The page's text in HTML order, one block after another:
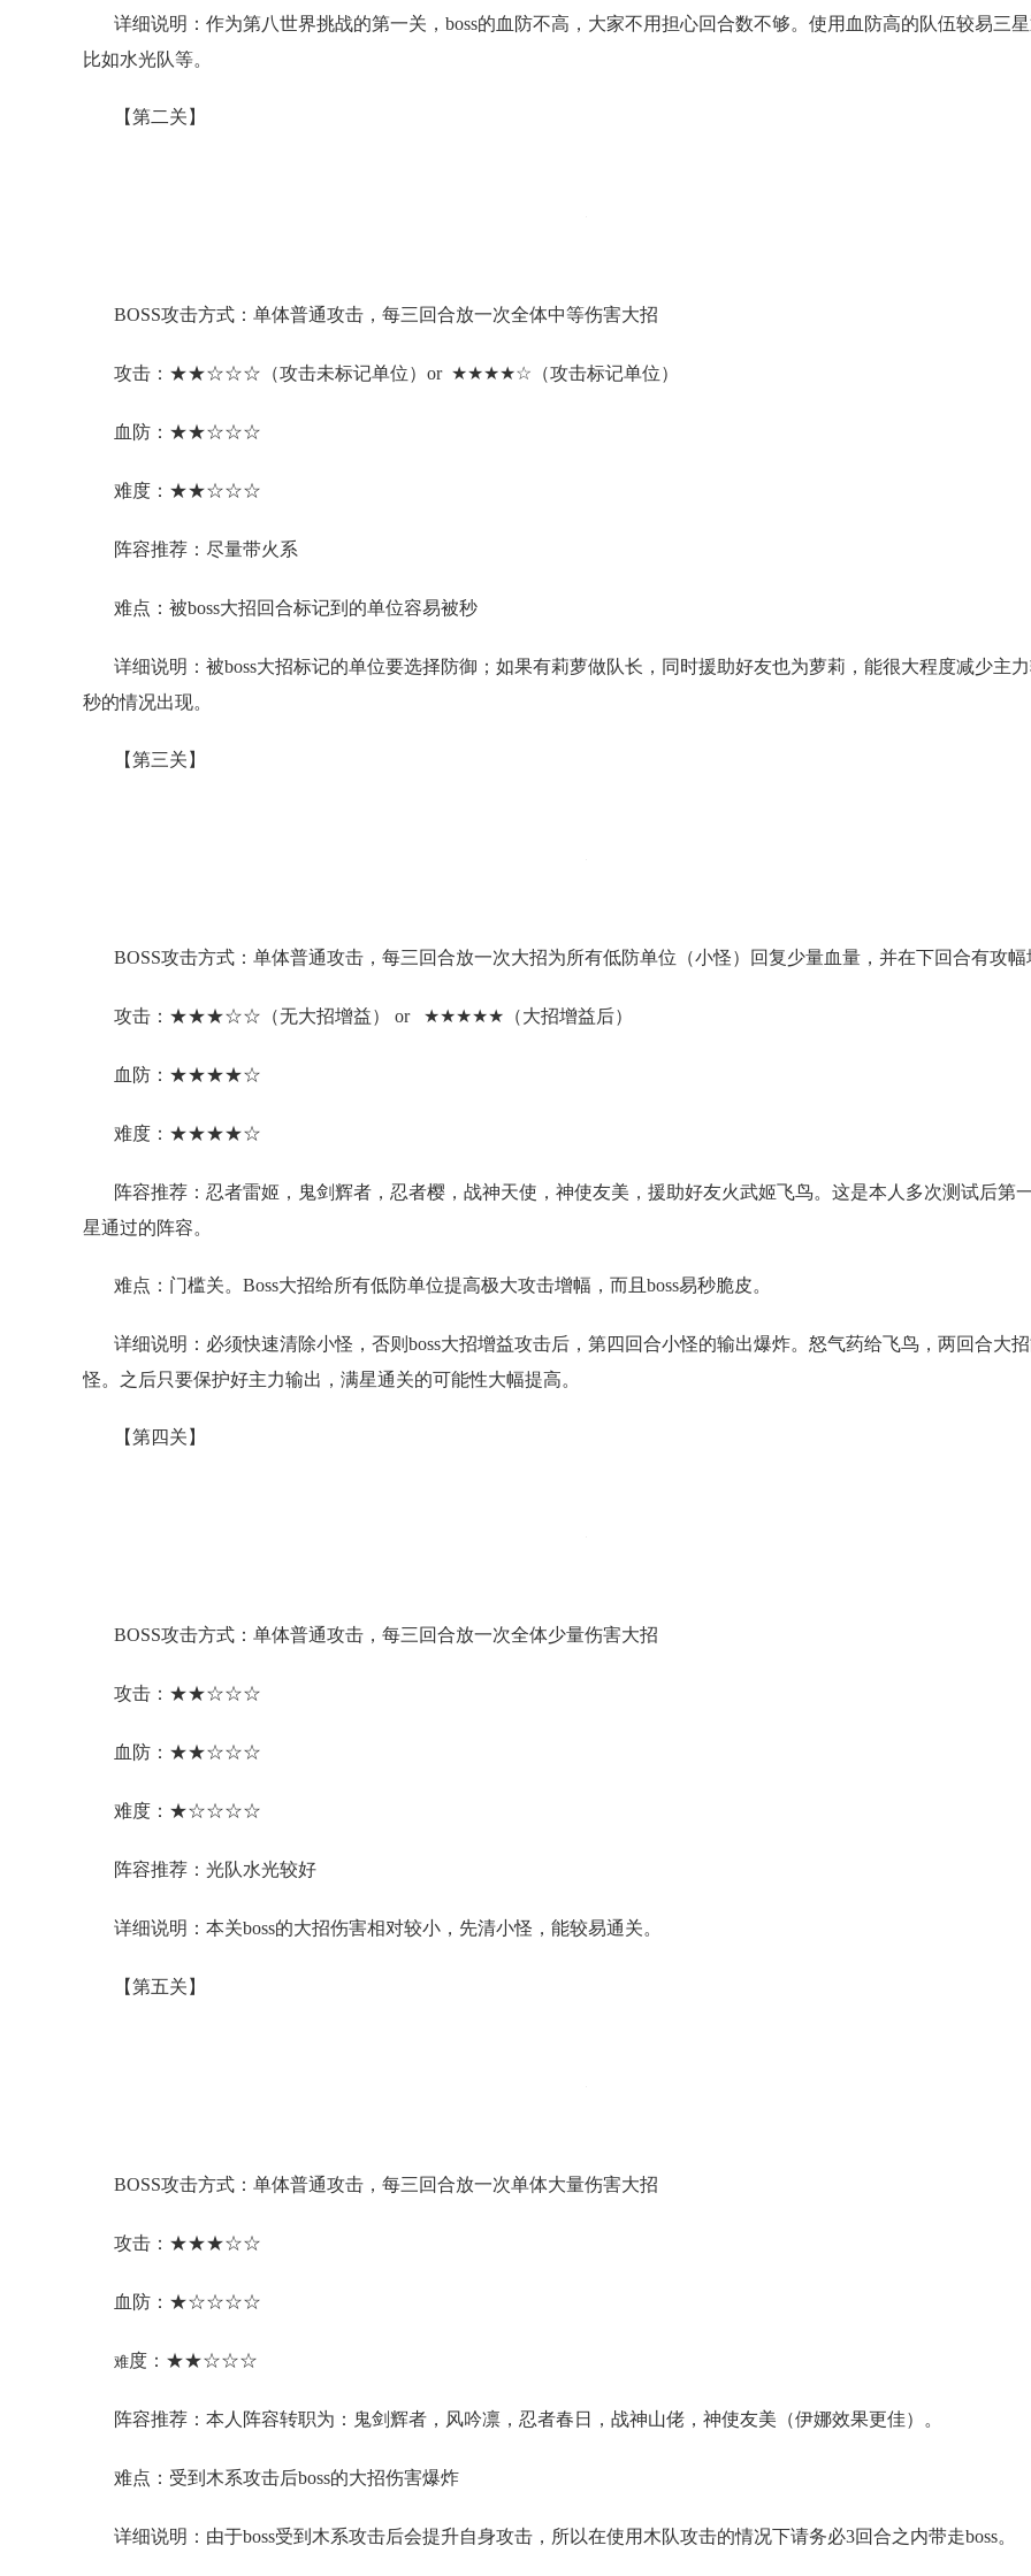
详细说明：作为第八世界挑战的第一关，boss的血防不高，大家不用担心回合数不够。使用血防高的队伍较易三星
比如水光队等。
【第二关】
BOSS攻击方式：单体普通攻击，每三回合放一次全体中等伤害大招
攻击：★★☆☆☆（攻击未标记单位）or ★★★★☆（攻击标记单位）
血防：★★☆☆☆
难度：★★☆☆☆
阵容推荐：尽量带火系
难点：被boss大招回合标记到的单位容易被秒
详细说明：被boss大招标记的单位要选择防御；如果有莉萝做队长，同时援助好友也为萝莉，能很大程度减少主
秒的情况出现。
【第三关】
BOSS攻击方式：单体普通攻击，每三回合放一次大招为所有低防单位（小怪）回复少量血量，并在下回合有攻幅
攻击：★★★☆☆（无大招增益） or ★★★★★（大招增益后）
血防：★★★★☆
难度：★★★★☆
阵容推荐：忍者雷姬，鬼剑辉者，忍者樱，战神天使，神使友美，援助好友火武姬飞鸟。这是本人多次测试后第
星通过的阵容。
难点：门槛关。Boss大招给所有低防单位提高极大攻击增幅，而且boss易秒脆皮。
详细说明：必须快速清除小怪，否则boss大招增益攻击后，第四回合小怪的输出爆炸。怒气药给飞鸟，两回合大
怪。之后只要保护好主力输出，满星通关的可能性大幅提高。
【第四关】
BOSS攻击方式：单体普通攻击，每三回合放一次全体少量伤害大招
攻击：★★☆☆☆
血防：★★☆☆☆
难度：★☆☆☆☆
阵容推荐：光队水光较好
详细说明：本关boss的大招伤害相对较小，先清小怪，能较易通关。
【第五关】
BOSS攻击方式：单体普通攻击，每三回合放一次单体大量伤害大招
攻击：★★★☆☆
血防：★☆☆☆☆
难度：★★☆☆☆
阵容推荐：本人阵容转职为：鬼剑辉者，风吟凛，忍者春日，战神山佬，神使友美（伊娜效果更佳）。
难点：受到木系攻击后boss的大招伤害爆炸
详细说明：由于boss受到木系攻击后会提升自身攻击，所以在使用木队攻击的情况下请务必3回合之内带走boss。